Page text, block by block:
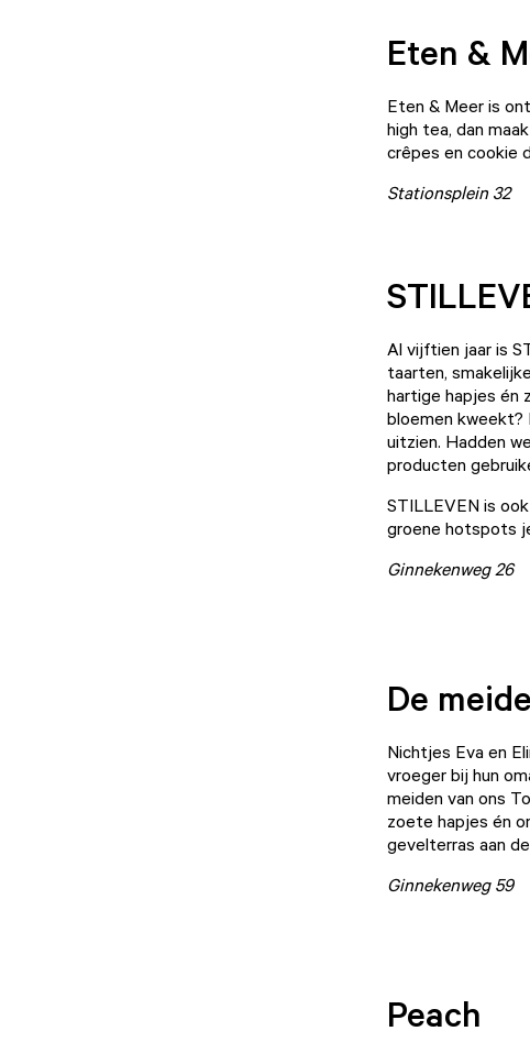
Eten &
Eten & Meeris
high tea, dan
crêpes en cookie
Stationsplein 32
Al vijftien jaar is
taarten,
hartige hapjes én
bloemen kweekt?
uitzien. Hadden
producten
STILLEVEN is
groene hotspots
Ginnekenweg 26
De
Nichtjes Eva en
vroeger bij hun
meiden van ons
zoete hapjes én
gevelterras aan
Ginnekenweg 59
Peach